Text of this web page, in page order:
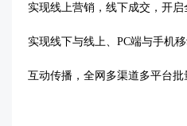
实现线上营销，线下成交，开启
实现线下与线上、PC端与手机
互动传播，全网多渠道多平台批